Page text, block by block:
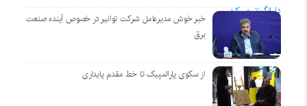
خبر خوش مدیرعامل شرکت توانیر در خصوص آینده صنعت
برق
از سکوی پارالمپیک تا خط مقدم پایداری